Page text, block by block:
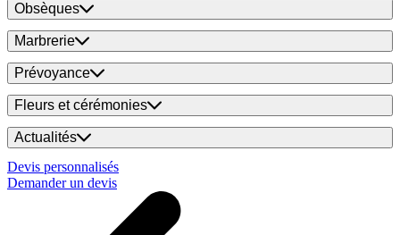
Obsèques
Marbrerie
Prévoyance
Fleurs et cérémonies
Actualités
Devis personnalisés
Demander un devis